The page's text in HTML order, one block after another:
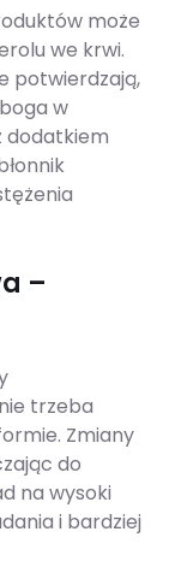
może
we krwi.
potwierdzają,
w
dodatkiem
–
trzeba
Zmiany
do
na wysoki
i bardziej